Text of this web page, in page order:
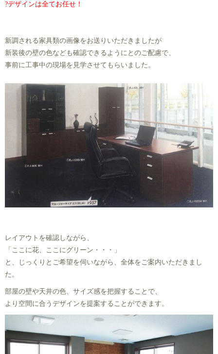
?デザインは全てお任せ！
新調される家具類の画像をお送りいただきましたが
新装後の壁の色なども確認できるようにとのご配慮で、
事前に工事中の現場を見学させてもらいました。
レイアウトを確認しながら、
「ここに花、ここにグリーン・・・」
と、じっくりとご希望を伺いながら、全体をご案内いただきまし
た。
部屋の壁や天井の色、サイズ感を把握することで、
より空間に合うデザインを提案することができます。